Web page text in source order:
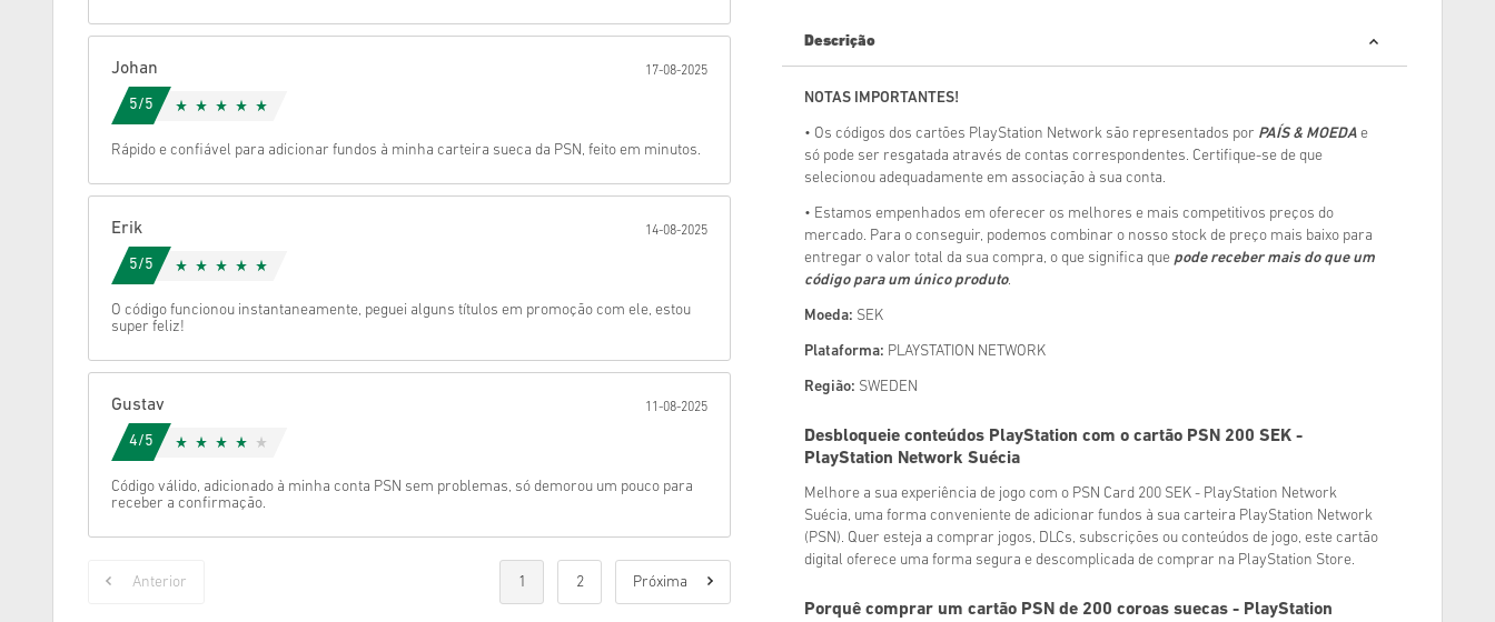
Johan 17-08-2025
5/5
Rápido e confiável para adicionar fundos à minha carteira sueca da PSN, feito em minutos.
Erik 14-08-2025
5/5
O código funcionou instantaneamente, peguei alguns títulos em promoção com ele, estou
super feliz!
Gustav 11-08-2025
4/5
Código válido, adicionado à minha conta PSN sem problemas, só demorou um pouco para
receber a confirmação.
Anterior 1 2 Próxima
Descrição
NOTAS IMPORTANTES!
• Os códigos dos cartões PlayStation Network são representados por PAÍS & MOEDA e
só pode ser resgatada através de contas correspondentes. Certifique-se de que
selecionou adequadamente em associação à sua conta.
• Estamos empenhados em oferecer os melhores e mais competitivos preços do
mercado. Para o conseguir, podemos combinar o nosso stock de preço mais baixo para
entregar o valor total da sua compra, o que significa que pode receber mais do que um
código para um único produto.
Moeda: SEK
Plataforma: PLAYSTATION NETWORK
Região: SWEDEN
Desbloqueie conteúdos PlayStation com o cartão PSN 200 SEK -
PlayStation Network Suécia
Melhore a sua experiência de jogo com o PSN Card 200 SEK - PlayStation Network
Suécia, uma forma conveniente de adicionar fundos à sua carteira PlayStation Network
(PSN). Quer esteja a comprar jogos, DLCs, subscrições ou conteúdos de jogo, este cartão
digital oferece uma forma segura e descomplicada de comprar na PlayStation Store.
Porquê comprar um cartão PSN de 200 coroas suecas - PlayStation